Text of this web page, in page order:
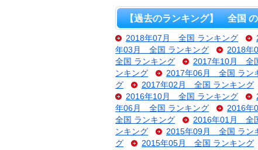
【過去のランキング】 全国
2018年07月 全国 ランキング
年03月 全国 ランキング
2018年
全国 ランキング
2017年10月 全
ンキング
2017年06月 全国 ラン
グ
2017年02月 全国 ランキング
2016年10月 全国 ランキング
年06月 全国 ランキング
2016年
全国 ランキング
2016年01月 全
ンキング
2015年09月 全国 ラン
グ
2015年05月 全国 ランキング